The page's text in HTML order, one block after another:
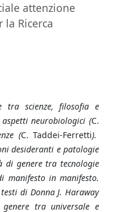
attenzione
la Ricerca
tra scienze, filosofia e
neurobiologici (C.
(C. Taddei-Ferretti).
desideranti e patologie
di genere tra tecnologie
manifesto in manifesto.
di Donna J. Haraway
tra universale e